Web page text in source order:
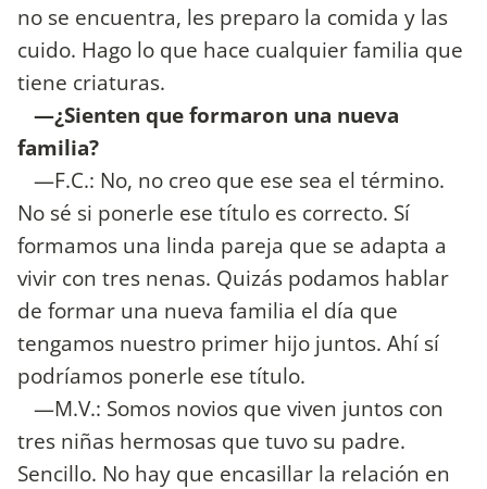
no se encuentra, les preparo la comida y las
cuido. Hago lo que hace cualquier familia que
tiene criaturas.
—¿Sienten que formaron una nueva
familia?
—F.C.: No, no creo que ese sea el término.
No sé si ponerle ese título es correcto. Sí
formamos una linda pareja que se adapta a
vivir con tres nenas. Quizás podamos hablar
de formar una nueva familia el día que
tengamos nuestro primer hijo juntos. Ahí sí
podríamos ponerle ese título.
—M.V.: Somos novios que viven juntos con
tres niñas hermosas que tuvo su padre.
Sencillo. No hay que encasillar la relación en